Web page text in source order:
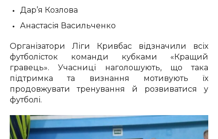
Дар’я Козлова
Анастасія Васильченко
Організатори Ліги Кривбас відзначили всіх
футболісток команди кубками «Кращий
гравець». Учасниці наголошують, що така
підтримка та визнання мотивують їх
продовжувати тренування й розвиватися у
футболі.